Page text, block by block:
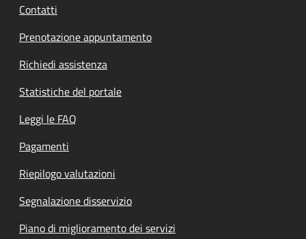
Contatti
Prenotazione appuntamento
Richiedi assistenza
Statistiche del portale
Leggi le FAQ
Pagamenti
Riepilogo valutazioni
Segnalazione disservizio
Piano di miglioramento dei servizi